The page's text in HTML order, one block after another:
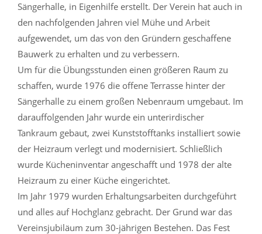
Sängerhalle, in Eigenhilfe erstellt. Der Verein hat auch in
den nachfolgenden Jahren viel Mühe und Arbeit
aufgewendet, um das von den Gründern geschaffene
Bauwerk zu erhalten und zu verbessern.
Um für die Übungsstunden einen größeren Raum zu
schaffen, wurde 1976 die offene Terrasse hinter der
Sängerhalle zu einem großen Nebenraum umgebaut. Im
darauffolgenden Jahr wurde ein unterirdischer
Tankraum gebaut, zwei Kunststofftanks installiert sowie
der Heizraum verlegt und modernisiert. Schließlich
wurde Kücheninventar angeschafft und 1978 der alte
Heizraum zu einer Küche eingerichtet.
Im Jahr 1979 wurden Erhaltungsarbeiten durchgeführt
und alles auf Hochglanz gebracht. Der Grund war das
Vereinsjubiläum zum 30-jährigen Bestehen. Das Fest